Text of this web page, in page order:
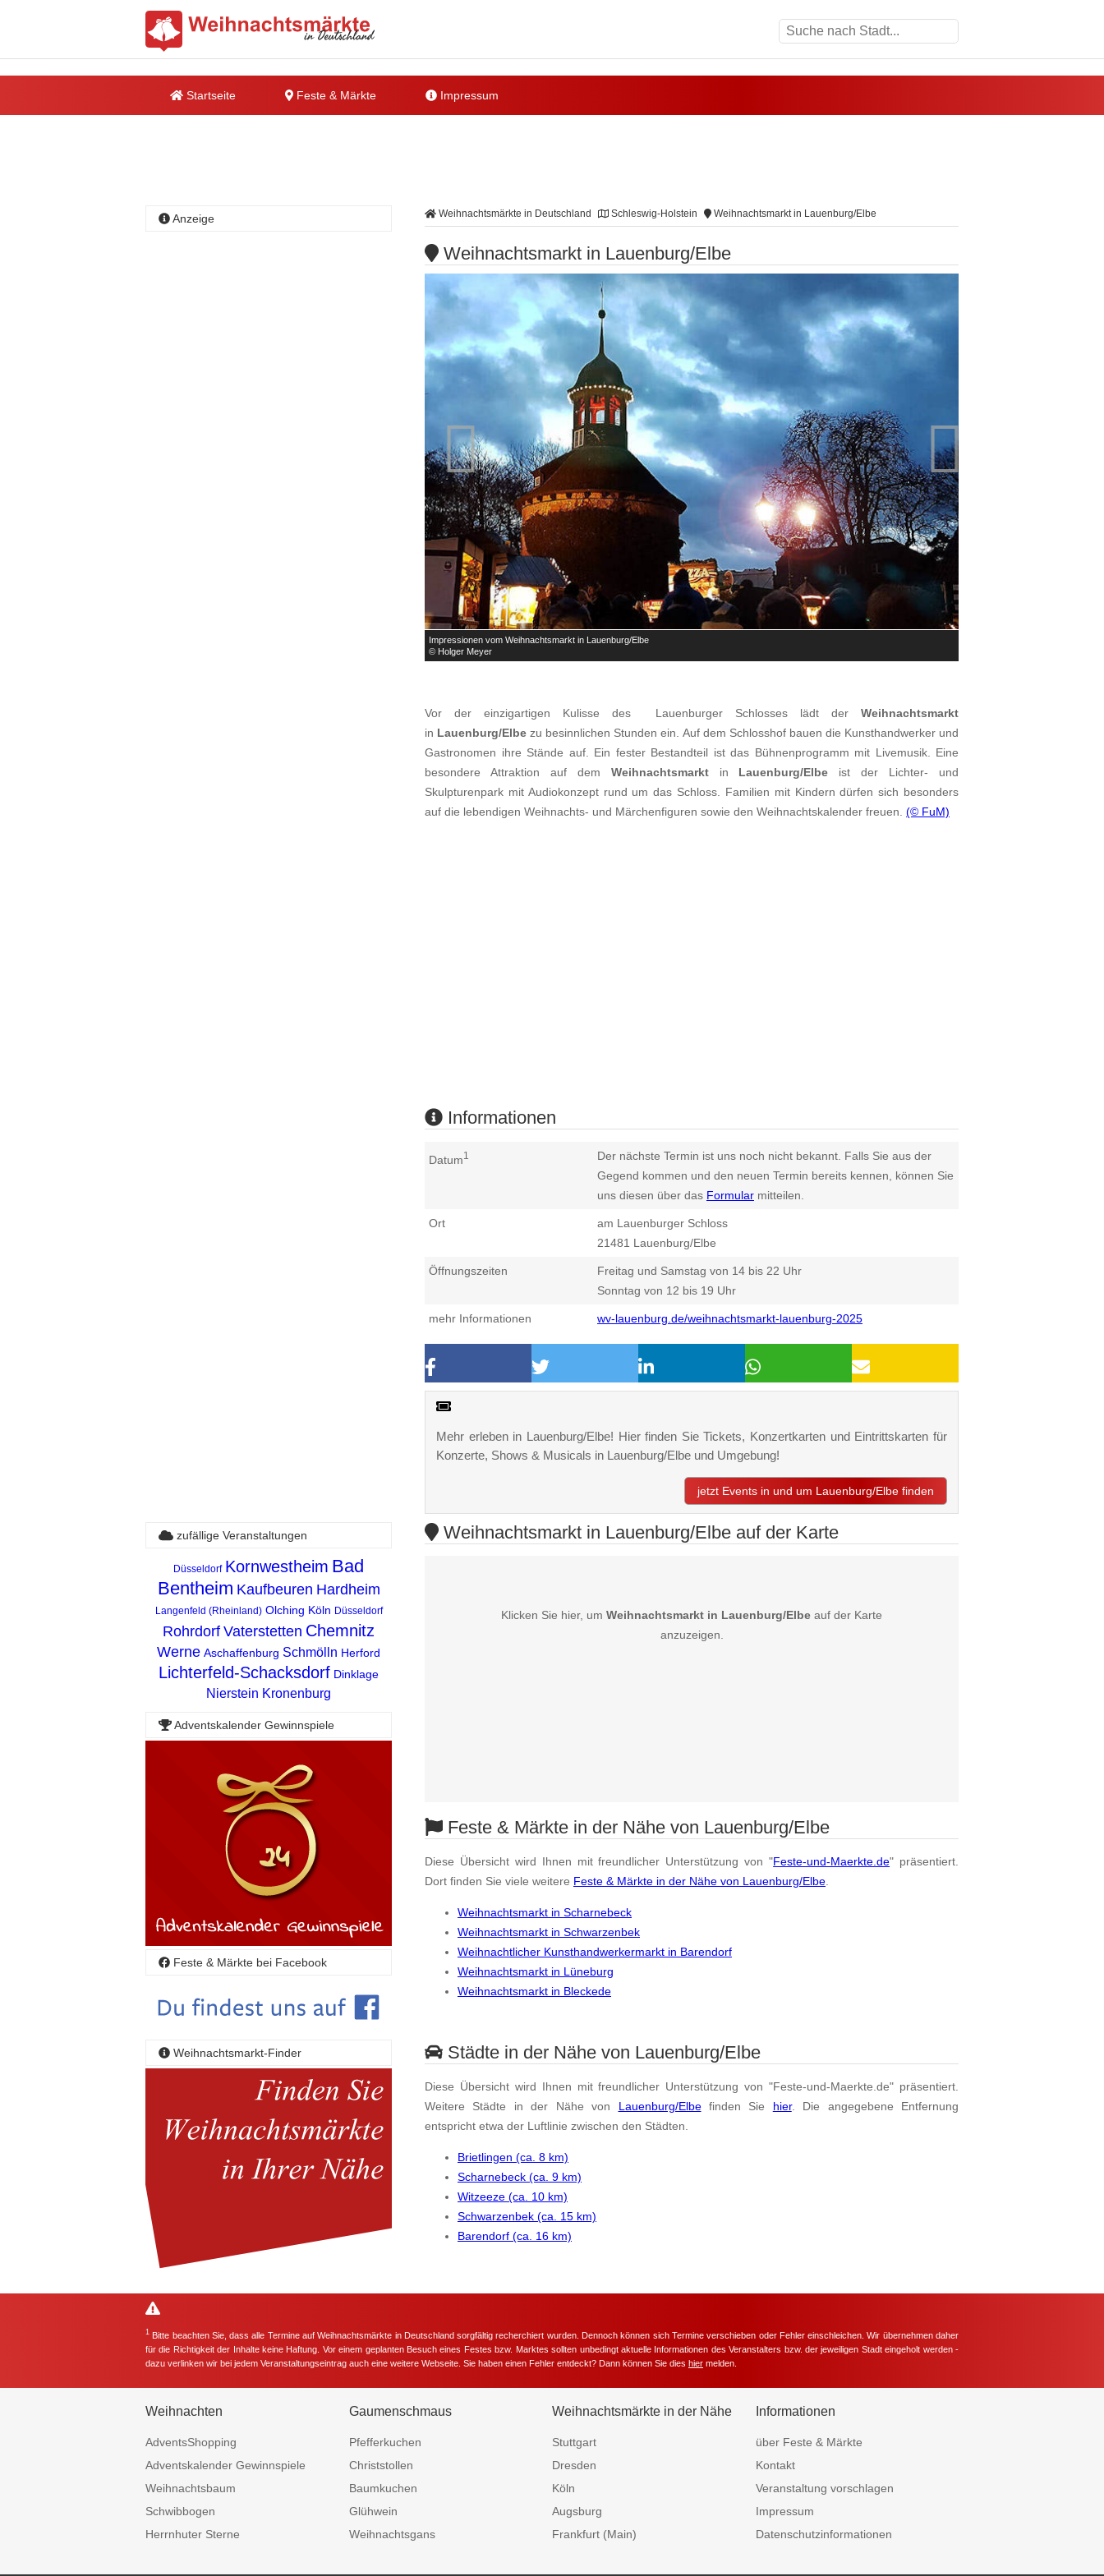
Startseite Feste & Märkte Impressum
Weihnachtsmärkte in Deutschland Schleswig-Holstein Weihnachtsmarkt in Lauenburg/Elbe
Weihnachtsmarkt in Lauenburg/Elbe
Impressionen vom Weihnachtsmarkt in Lauenburg/Elbe
© Holger Meyer
 
Vor der einzigartigen Kulisse des Lauenburger Schlosses lädt der Weihnachtsmarkt
in Lauenburg/Elbe zu besinnlichen Stunden ein. Auf dem Schlosshof bauen die Kunsthandwerker und
Gastronomen ihre Stände auf. Ein fester Bestandteil ist das Bühnenprogramm mit Livemusik. Eine
besondere Attraktion auf dem Weihnachtsmarktin Lauenburg/Elbe ist der Lichter- und
Skulpturenpark mit Audiokonzept rund um das Schloss. Familien mit Kindern dürfen sich besonders
auf die lebendigen Weihnachts- und Märchenfiguren sowie den Weihnachtskalender freuen. (© FuM)
Informationen
Datum1
Der nächste Termin ist uns noch nicht bekannt. Falls Sie aus der
Gegend kommen und den neuen Termin bereits kennen, können Sie
uns diesen über das Formular mitteilen.
Ort
am Lauenburger Schloss
21481 Lauenburg/Elbe
Öffnungszeiten
Freitag und Samstag von 14 bis 22 Uhr
Sonntag von 12 bis 19 Uhr
mehr Informationen wv-lauenburg.de/weihnachtsmarkt-lauenburg-2025
Mehr erleben in Lauenburg/Elbe! Hier finden Sie Tickets, Konzertkarten und Eintrittskarten für
Konzerte, Shows & Musicals in Lauenburg/Elbe und Umgebung!
jetzt Events in und um Lauenburg/Elbe finden
Anzeige
Weihnachtsmarkt in Lauenburg/Elbe auf der Karte
Klicken Sie hier, um Weihnachtsmarkt in Lauenburg/Elbe auf der Karte
anzuzeigen.
Feste & Märkte in der Nähe von Lauenburg/Elbe
Diese Übersicht wird Ihnen mit freundlicher Unterstützung von "Feste-und-Maerkte.de" präsentiert.
Dort finden Sie viele weitere Feste & Märkte in der Nähe von Lauenburg/Elbe
Weihnachtsmarkt in Scharnebeck
Weihnachtsmarkt in Schwarzenbek
Weihnachtlicher Kunsthandwerkermarkt in Barendorf
Weihnachtsmarkt in Lüneburg
Weihnachtsmarkt in Bleckede
Städte in der Nähe von Lauenburg/Elbe
Diese Übersicht wird Ihnen mit freundlicher Unterstützung von "Feste-und-Maerkte.de" präsentiert.
Weitere Städte in der Nähe von Lauenburg/Elbefinden Sie hier. Die angegebene Entfernung
entspricht etwa der Luftlinie zwischen den Städten.
Brietlingen (ca. 8 km)
Scharnebeck (ca. 9 km)
Witzeeze (ca. 10 km)
Schwarzenbek (ca. 15 km)
Barendorf (ca. 16 km)
zufällige Veranstaltungen
Düsseldorf Kornwestheim Bad
Bentheim Kaufbeuren Hardheim
Langenfeld (Rheinland) Olching Köln Düsseldorf
Rohrdorf Vaterstetten Chemnitz
Werne Aschaffenburg Schmölln Herford
Lichterfeld-Schacksdorf Dinklage
Nierstein Kronenburg
Adventskalender Gewinnspiele
Feste & Märkte bei Facebook
Weihnachtsmarkt-Finder
1 Bitte beachten Sie, dass alle Termine auf Weihnachtsmärkte in Deutschland sorgfältig recherchiert wurden. Dennoch können sich Termine verschieben oder Fehler einschleichen. Wir übernehmen daher
für die Richtigkeit der Inhalte keine Haftung. Vor einem geplanten Besuch eines Festes bzw. Marktes sollten unbedingt aktuelle Informationen des Veranstalters bzw. der jeweiligen Stadt eingeholt werden -
dazu verlinken wir bei jedem Veranstaltungseintrag auch eine weitere Webseite. Sie haben einen Fehler entdeckt? Dann können Sie dies hier melden.
Weihnachten
AdventsShopping
Adventskalender Gewinnspiele
Weihnachtsbaum
Schwibbogen
Herrnhuter Sterne
Gaumenschmaus
Pfefferkuchen
Christstollen
Baumkuchen
Glühwein
Weihnachtsgans
Weihnachtsmärkte in der Nähe
Stuttgart
Dresden
Köln
Augsburg
Frankfurt (Main)
Informationen
über Feste & Märkte
Kontakt
Veranstaltung vorschlagen
Impressum
Datenschutzinformationen